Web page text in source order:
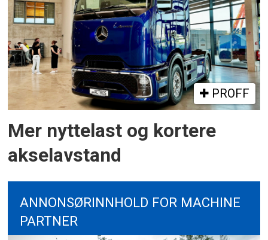
PROFF
Mer nyttelast og kortere
akselavstand
ANNONSØRINNHOLD FOR MACHINE
PARTNER